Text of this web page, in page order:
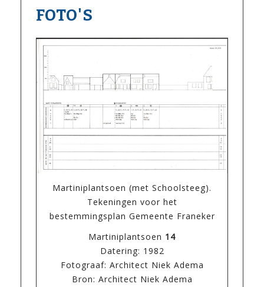
FOTO'S
Martiniplantsoen (met Schoolsteeg).
Tekeningen voor het
bestemmingsplan Gemeente Franeker
Martiniplantsoen 14
Datering: 1982
Fotograaf: Architect Niek Adema
Bron: Architect Niek Adema